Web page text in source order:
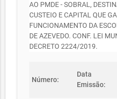
AO PMDE - SOBRAL,
CUSTEIO E CAPITAL QUE
FUNCIONAMENTO DA
DE AZEVEDO. CONF. LEI
DECRETO 2224/2019.
Número:
Data
Emissão: